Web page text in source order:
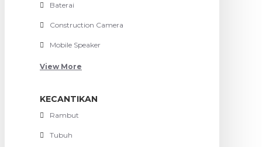
Baterai
Construction Camera
Mobile Speaker
View More
KECANTIKAN
Rambut
Tubuh